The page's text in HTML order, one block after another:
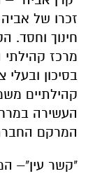
זכרו של
חינוך וחסד.
מרכז קהילתי
בסיכון
קהילתיים
העשירה
המרקם
"קשר עין"–